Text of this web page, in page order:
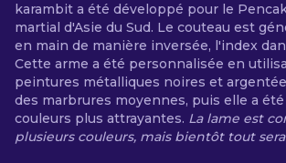
karambit a été développé pour le
martial d'Asie du Sud. Le couteau est
en main de manière inversée, l'index
Cette arme a été personnalisée en
peintures métalliques noires et
des marbrures moyennes, puis elle a
couleurs plus attrayantes. La lame est
plusieurs couleurs, mais bientôt tout